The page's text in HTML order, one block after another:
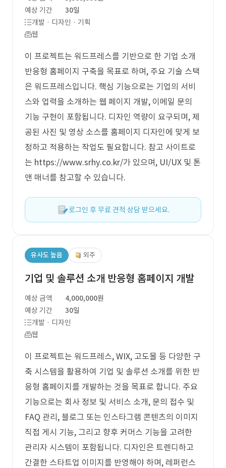
예상 기간
30일
개발 · 디자인 · 기획
웹
이 프로젝트는 워드프레스를 기반으로 한 기업 소개
반응형 홈페이지 구축을 목표로 하며, 주요 기술 스택
은 워드프레스입니다. 핵심 기능으로는 기업의 서비
스와 업력을 소개하는 웹 페이지 개발, 이메일 문의
기능 구현이 포함됩니다. 디자인 역량이 요구되며, 제
공된 사진 및 영상 소스를 홈페이지 디자인에 맞게 보
정하고 적용하는 작업도 필요합니다. 참고 사이트로
는 https://www.srhy.co.kr/가 있으며, UI/UX 및 톤
앤 매너를 참고할 수 있습니다.
로그인 후 무료 견적 상담 받으세요.
유사도 높음 외주
기업 및 솔루션 소개 반응형 홈페이지 개발
예상 금액
4,000,000원
예상 기간
30일
개발 · 디자인
웹
이 프로젝트는 워드프레스, WIX, 고도몰 등 다양한 구
축 시스템을 활용하여 기업 및 솔루션 소개를 위한 반
응형 홈페이지를 개발하는 것을 목표로 합니다. 주요
기능으로는 회사 정보 및 서비스 소개, 문의 접수 및
FAQ 관리, 블로그 또는 인스타그램 콘텐츠의 이미지
직접 게시 기능, 그리고 향후 커머스 기능을 고려한
관리자 시스템이 포함됩니다. 디자인은 트렌디하고
간결한 스타트업 이미지를 반영해야 하며, 레퍼런스